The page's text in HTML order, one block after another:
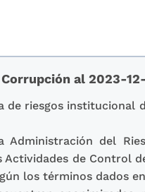
al 2023-
de riesgos institucional
del
de Control
los términos dados